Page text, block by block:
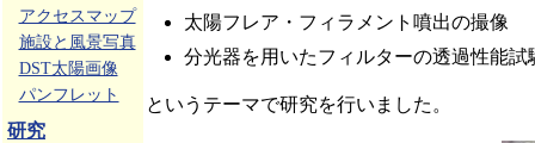
アクセスマップ
施設と風景写真
DST太陽画像
パンフレット
研究
太陽フレア・フィラメント噴出の撮像
分光器を用いたフィルターの透過性能試
というテーマで研究を行いました。